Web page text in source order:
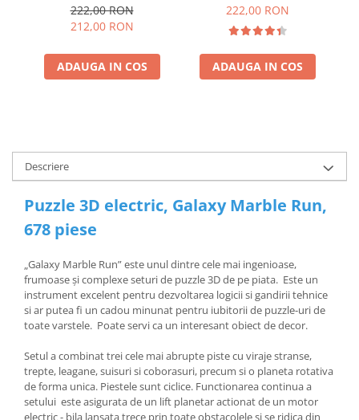
222,00 RON
212,00 RON
ADAUGA IN COS
222,00 RON
ADAUGA IN COS
Descriere
Puzzle 3D electric, Galaxy Marble Run,
678 piese
„Galaxy Marble Run” este unul dintre cele mai ingenioase,
frumoase și complexe seturi de puzzle 3D de pe piata. Este un
instrument excelent pentru dezvoltarea logicii si gandirii tehnice
si ar putea fi un cadou minunat pentru iubitorii de puzzle-uri de
toate varstele. Poate servi ca un interesant obiect de decor.
Setul a combinat trei cele mai abrupte piste cu viraje stranse,
trepte, leagane, suisuri si coborasuri, precum si o planeta rotativa
de forma unica. Piestele sunt ciclice. Functionarea continua a
setului este asigurata de un lift planetar actionat de un motor
electric - bila lansata trece prin toate obstacolele si se ridica din